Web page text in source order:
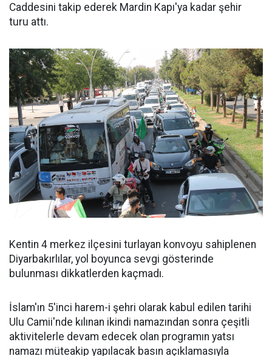
Caddesini takip ederek Mardin Kapı'ya kadar şehir
turu attı.
Kentin 4 merkez ilçesini turlayan konvoyu sahiplenen
Diyarbakırlılar, yol boyunca sevgi gösterinde
bulunması dikkatlerden kaçmadı.
İslam'ın 5'inci harem-i şehri olarak kabul edilen tarihi
Ulu Camii'nde kılınan ikindi namazından sonra çeşitli
aktivitelerle devam edecek olan programın yatsı
namazı müteakip yapılacak basın açıklamasıyla